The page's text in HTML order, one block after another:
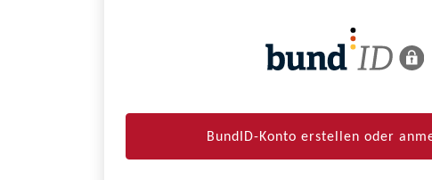
BundID-Konto erstellen oder